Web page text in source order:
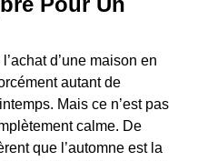
d’une maison en
autant de
Mais ce n’est pas
calme. De
que l’automne est la